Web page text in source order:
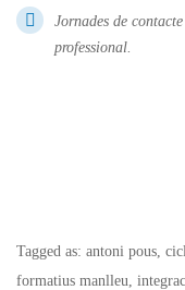
Jornades de
professional.
Tagged as: antoni pous,
formatius manlleu,